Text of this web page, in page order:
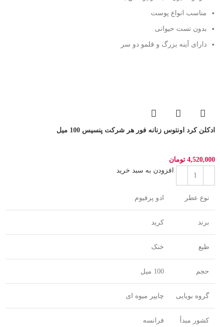
مناسب انواع پوست
بدون تست حیوانی
دارای آینه بزرگ و قلمو دو سر
ادکلن کرد اونتوس زنانه فور هر شرکت پنسیس 100 میل
4,520,000 تومان
افزودن به سبد خرید
نوع عطر ادو پرفیوم
برند کرید
طبع خنک
حجم 100 میل
گروه بویایی چایپر میوه ای
کشور مبدأ فرانسه